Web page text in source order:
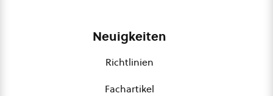
Neuigkeiten
Richtlinien
Fachartikel